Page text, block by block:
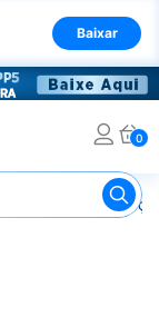
Baixar
0
Alergias e